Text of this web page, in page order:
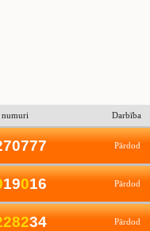
Darbība
Pārdod
19016 Pārdod
28234 Pārdod